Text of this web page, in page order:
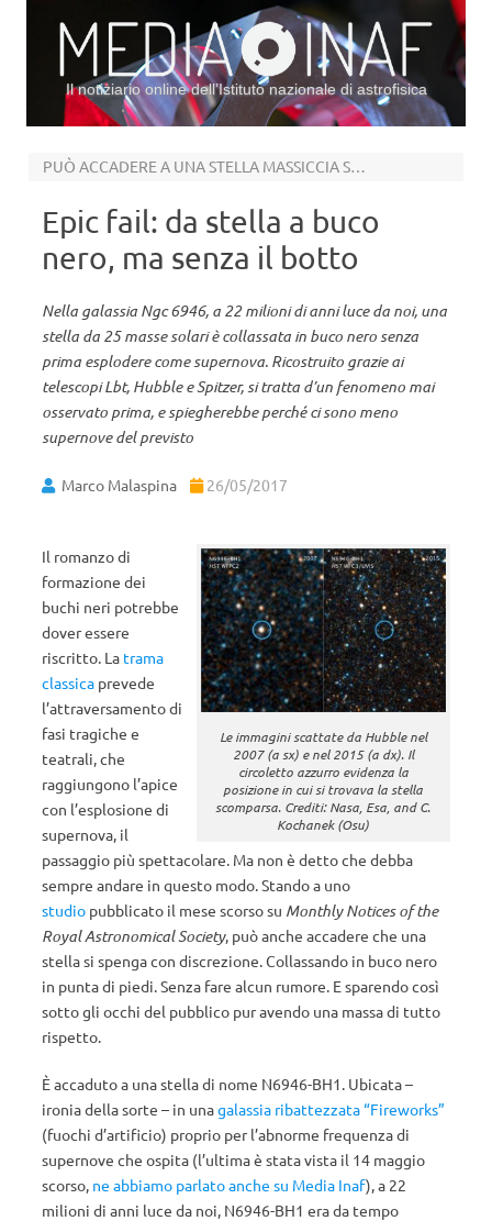
Il notiziario online dell’Istituto nazionale di astrofisica
PUÒ ACCADERE A UNA STELLA MASSICCIA SU TRE
Epic fail: da stella a buco
nero, ma senza il botto
Nella galassia Ngc 6946, a 22 milioni di anni luce da noi, una
stella da 25 masse solari è collassata in buco nero senza
prima esplodere come supernova. Ricostruito grazie ai
telescopi Lbt, Hubble e Spitzer, si tratta d’un fenomeno mai
osservato prima, e spiegherebbe perché ci sono meno
supernove del previsto
Marco Malaspina 26/05/2017
Le immagini scattate da Hubble nel
2007 (a sx) e nel 2015 (a dx). Il
circoletto azzurro evidenza la
posizione in cui si trovava la stella
scomparsa. Crediti: Nasa, Esa, and C.
Kochanek (Osu)
Il romanzo di
formazione dei
buchi neri potrebbe
dover essere
riscritto. La trama
classica prevede
l’attraversamento di
fasi tragiche e
teatrali, che
raggiungono l’apice
con l’esplosione di
supernova, il
passaggio più spettacolare. Ma non è detto che debba
sempre andare in questo modo. Stando a uno
studio pubblicato il mese scorso su Monthly Notices of the
Royal Astronomical Society, può anche accadere che una
stella si spenga con discrezione. Collassando in buco nero
in punta di piedi. Senza fare alcun rumore. E sparendo così
sotto gli occhi del pubblico pur avendo una massa di tutto
rispetto.
È accaduto a una stella di nome N6946-BH1. Ubicata –
ironia della sorte – in unagalassia ribattezzata “Fireworks”
(fuochi d’artificio) proprio per l’abnorme frequenza di
supernove che ospita (l’ultima è stata vista il 14 maggio
scorso, ne abbiamo parlato anche su Media Inaf), a 22
milioni di anni luce da noi, N6946-BH1 era da tempo